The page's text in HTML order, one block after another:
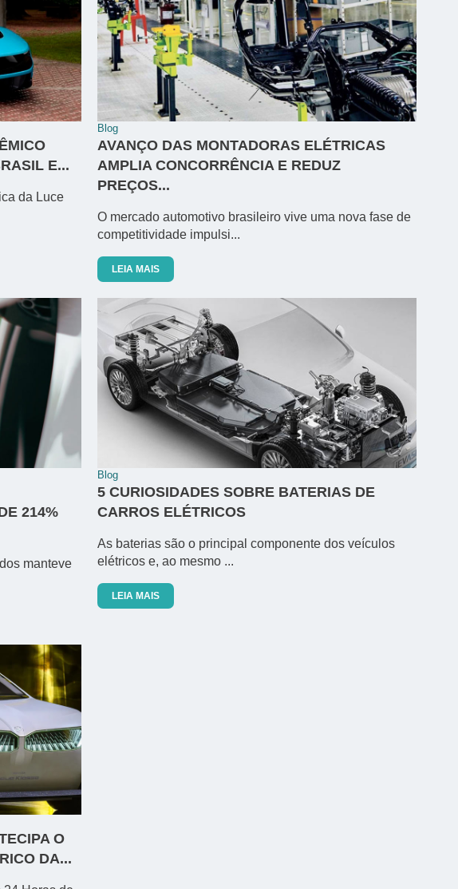
E...
da Luce
Blog
AVANÇO DAS MONTADORAS ELÉTRICAS
AMPLIA CONCORRÊNCIA E REDUZ
PREÇOS...
O mercado automotivo brasileiro vive uma nova fase de
competitividade impulsi...
LEIA MAIS
214%
manteve
Blog
5 CURIOSIDADES SOBRE BATERIAS DE
CARROS ELÉTRICOS
As baterias são o principal componente dos veículos
elétricos e, ao mesmo ...
LEIA MAIS
O
DA...